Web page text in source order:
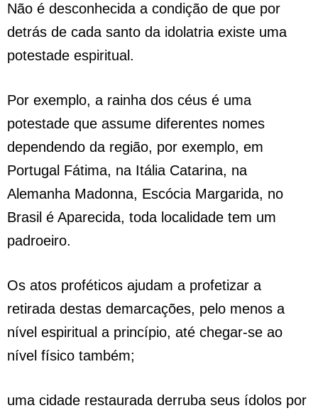
Não é desconhecida a condição de que por
detrás de cada santo da idolatria existe uma
potestade espiritual.
Por exemplo, a rainha dos céus é uma
potestade que assume diferentes nomes
dependendo da região, por exemplo, em
Portugal Fátima, na Itália Catarina, na
Alemanha Madonna, Escócia Margarida, no
Brasil é Aparecida, toda localidade tem um
padroeiro.
Os atos proféticos ajudam a profetizar a
retirada destas demarcações, pelo menos a
nível espiritual a princípio, até chegar-se ao
nível físico também;
uma cidade restaurada derruba seus ídolos por